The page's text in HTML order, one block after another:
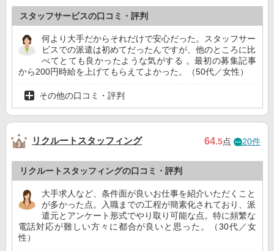
スタッフサービスの口コミ・評判
何より大手だからそれだけで安心だった。スタッフサー
ビスでの派遣は初めてだったんですが、他のところに比
べてとても良かったような気がする 。最初の募集記事
から200円時給を上げてもらえてよかった。（50代／女性）
その他の口コミ・評判
リクルートスタッフィング 64.5点 20件
リクルートスタッフィングの口コミ・評判
大手求人など、条件面が良いお仕事を紹介いただくこと
が多かった点。入職までの工程が簡素化されており、派
遣元とアンケート形式でやり取り可能な点。特に頻繁な
電話対応が難しい方々に都合が良いと思った。（30代／女
性）